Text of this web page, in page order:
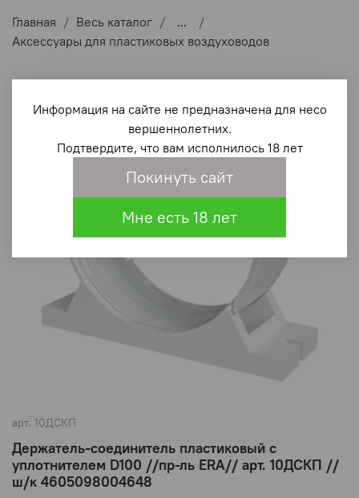
Главная Весь каталог
...
Аксессуары для пластиковых воздуховодов
арт. 10ДСКП
Держатель-соединитель пластиковый с
уплотнителем D100 //пр-ль ERA// арт. 10ДСКП //
ш/к 4605098004648
Информация на сайте не предназначена для несо
вершеннолетних.
Подтвердите, что вам исполнилось 18 лет
Покинуть сайт
Мне есть 18 лет